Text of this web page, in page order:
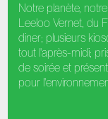
Notre planète,
Leeloo Vernet, du
diner; plusieurs
tout l'après-midi;
de soirée et
pour